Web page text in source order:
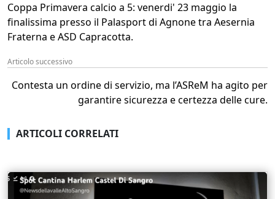
Coppa Primavera calcio a 5: venerdi' 23 maggio la
finalissima presso il Palasport di Agnone tra Aesernia
Fraterna e ASD Capracotta.
Articolo successivo
Contesta un ordine di servizio, ma l’ASReM ha agito per
garantire sicurezza e certezza delle cure.
ARTICOLI CORRELATI